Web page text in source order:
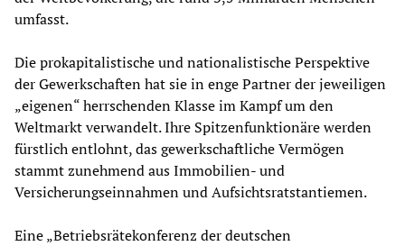
umfasst.
Die prokapitalistische und nationalistische Perspektive
der Gewerkschaften hat sie in enge Partner der jeweiligen
„eigenen“ herrschenden Klasse im Kampf um den
Weltmarkt verwandelt. Ihre Spitzenfunktionäre werden
fürstlich entlohnt, das gewerkschaftliche Vermögen
stammt zunehmend aus Immobilien- und
Versicherungseinnahmen und Aufsichtsratstantiemen.
Eine „Betriebsrätekonferenz der deutschen